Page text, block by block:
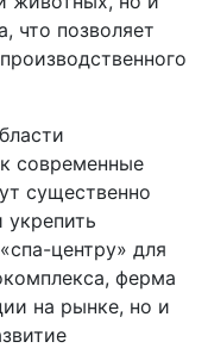
что позволяет
современные
существенно
укрепить
центру» для
ферма
на рынке, но и